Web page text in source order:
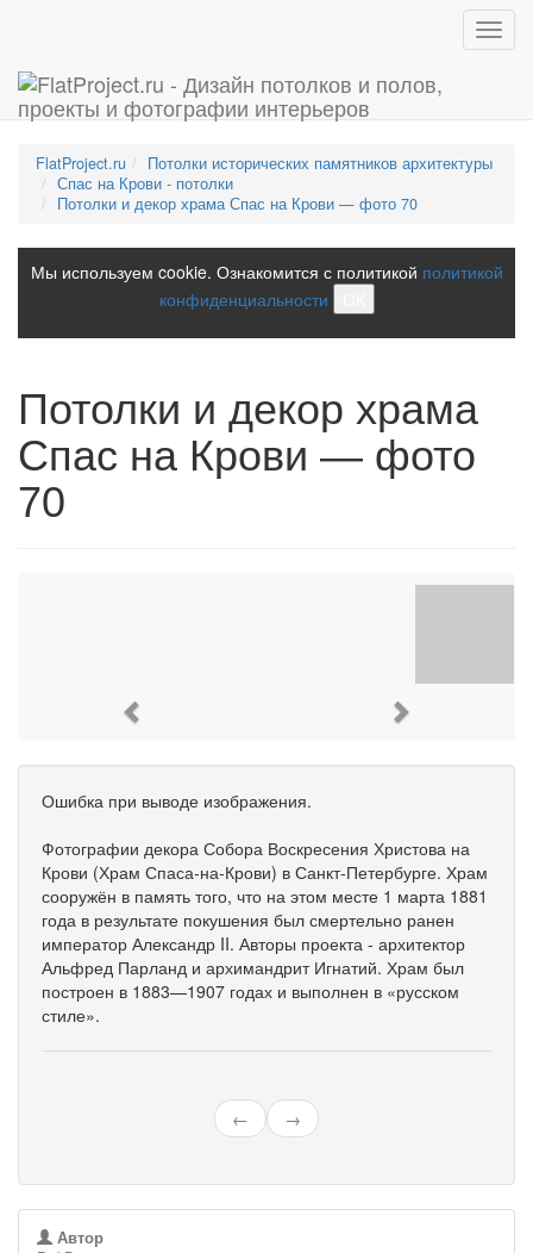
FlatProject.ru
Потолки исторических памятников архитектуры
Спас на Крови - потолки
Потолки и декор храма Спас на Крови — фото 70
Мы используем cookie. Ознакомится с политикой политикой
конфиденциальности
Потолки и декор храма
Спас на Крови — фото
70
Ошибка при выводе изображения.
Фотографии декора Собора Воскресения Христова на
Крови (Храм Спаса-на-Крови) в Санкт-Петербурге. Храм
сооружён в память того, что на этом месте 1 марта 1881
года в результате покушения был смертельно ранен
император Александр II. Авторы проекта - архитектор
Альфред Парланд и архимандрит Игнатий. Храм был
построен в 1883—1907 годах и выполнен в «русском
стиле».
← →
Автор